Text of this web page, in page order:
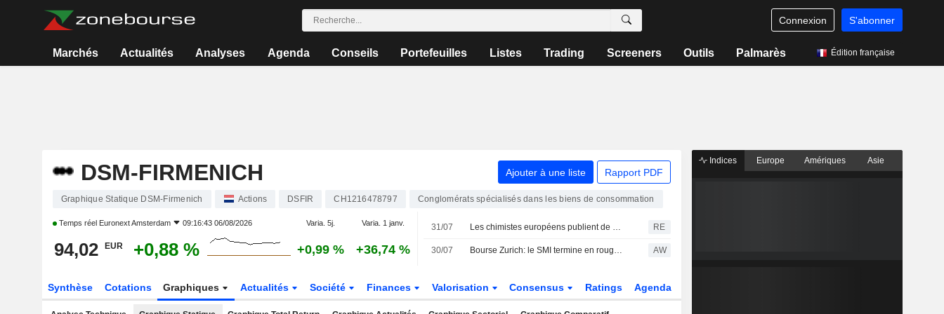
Connexion S'abonner
Marchés Actualités Analyses Agenda Conseils Portefeuilles Listes Trading Screeners Outils Palmarès Édition française
DSM-FIRMENICH Ajouter à une liste Rapport PDF
Graphique Statique DSM-Firmenich Actions DSFIR CH1216478797 Conglomérats spécialisés dans les biens de consommation
Temps réel Euronext Amsterdam 09:16:43 06/08/2026 Varia. 5j. Varia. 1 janv.
94,02 EUR +0,88 % +0,99 % +36,74 %
31/07 Les chimistes européens publient de solides résultats au T2 mais restent prudents sur les perspectives RE
30/07 Bourse Zurich: le SMI termine en rouge, plombé par Novartis et Roche AW
Synthèse Cotations Graphiques Actualités Société Finances Valorisation Consensus Ratings Agenda
Indices Europe Amériques Asie